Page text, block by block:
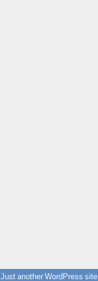
Just another WordPress site